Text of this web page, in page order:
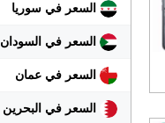
السعر في سوريا
السعر في السودان
السعر في عمان
السعر في البحرين